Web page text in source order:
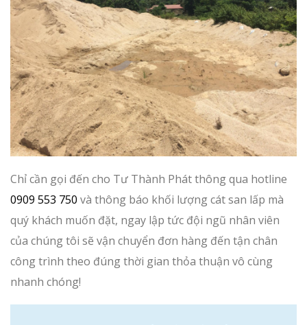
Chỉ cần gọi đến cho Tư Thành Phát thông qua hotline
0909 553 750 và thông báo khối lượng cát san lấp mà
quý khách muốn đặt, ngay lập tức đội ngũ nhân viên
của chúng tôi sẽ vận chuyển đơn hàng đến tận chân
công trình theo đúng thời gian thỏa thuận vô cùng
nhanh chóng!